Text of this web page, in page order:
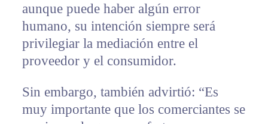
aunque puede haber algún error
humano, su intención siempre será
privilegiar la mediación entre el
proveedor y el consumidor.
Sin embargo, también advirtió: “Es
muy importante que los comerciantes se